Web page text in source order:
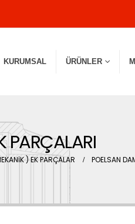
KURUMSAL ÜRÜNLER
PARÇALARI
) EK PARÇALAR POELSAN